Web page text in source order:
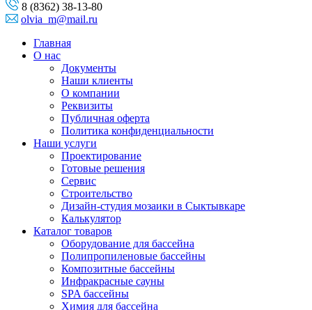
8 (8362) 38-13-80
olvia_m@mail.ru
Главная
О нас
Документы
Наши клиенты
О компании
Реквизиты
Публичная оферта
Политика конфиденциальности
Наши услуги
Проектирование
Готовые решения
Сервис
Строительство
Дизайн-студия мозаики в Сыктывкаре
Калькулятор
Каталог товаров
Оборудование для бассейна
Полипропиленовые бассейны
Композитные бассейны
Инфракрасные сауны
SPA бассейны
Химия для бассейна